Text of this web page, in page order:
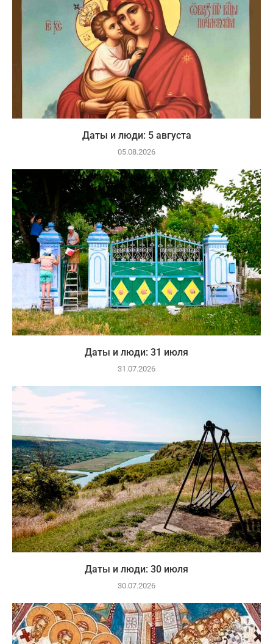
Даты и люди: 5 августа
05.08.2026
Даты и люди: 31 июля
31.07.2026
Даты и люди: 30 июля
30.07.2026